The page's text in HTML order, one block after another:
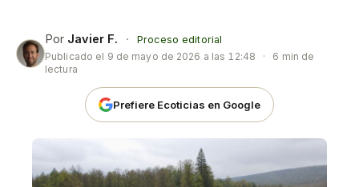
Por Javier F. ·
Proceso editorial
Publicado el 9 de mayo de 2026 a las 12:48 ·
6 min de
lectura
Prefiere Ecoticias en Google